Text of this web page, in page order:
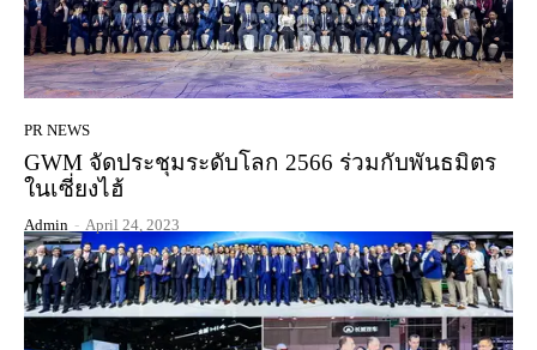
PR NEWS
GWM จัดประชุมระดับโลก 2566 ร่วมกับพันธมิตร
ในเซี่ยงไฮ้
Admin - April 24, 2023